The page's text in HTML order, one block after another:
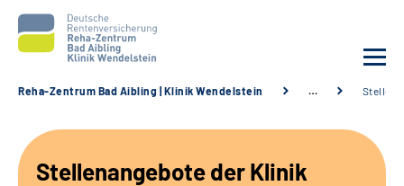
Unsere Angebote
Reha-Zentrum Bad Aibling | Klinik Wendelstein …
Stellenangebote der Klinik